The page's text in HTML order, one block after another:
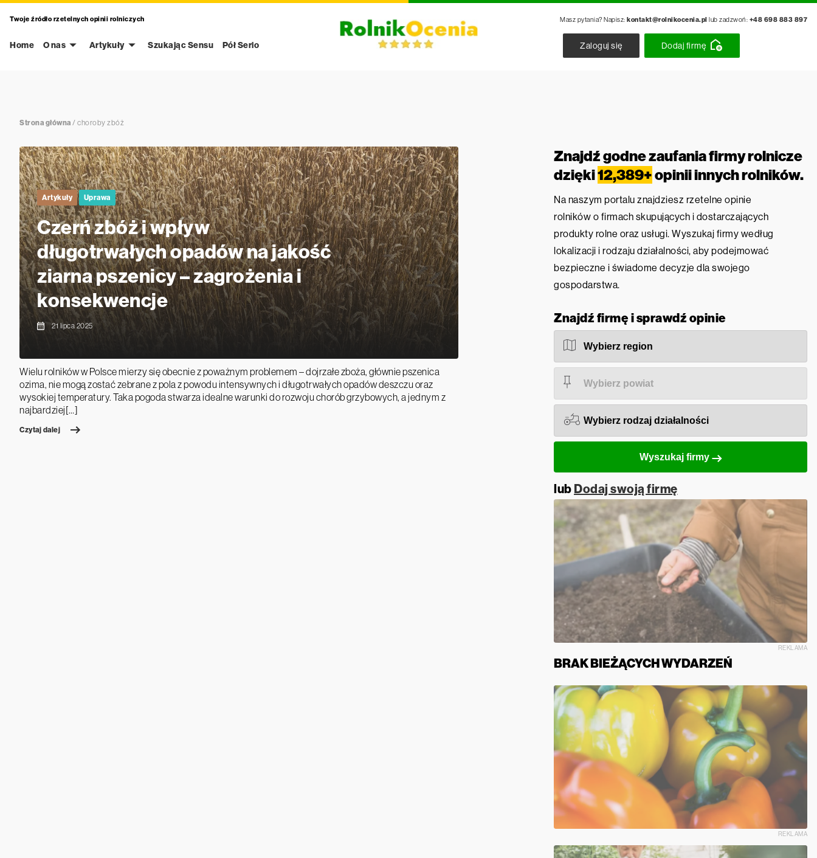
Twoje źródło rzetelnych opinii rolniczych
Home O nas Artykuły Szukając Sensu Pół Serio
Masz pytania? Napisz: kontakt@rolnikocenia.pl lub zadzwoń: +48 698 883 897
Zaloguj się Dodaj firmę
Strona główna / choroby zbóż
Artykuły Uprawa
Czerń zbóż i wpływ
długotrwałych opadów na jakość
ziarna pszenicy – zagrożenia i
konsekwencje
21 lipca 2025
Wielu rolników w Polsce mierzy się obecnie z poważnym problemem – dojrzałe zboża, głównie pszenica
ozima, nie mogą zostać zebrane z pola z powodu intensywnych i długotrwałych opadów deszczu oraz
wysokiej temperatury. Taka pogoda stwarza idealne warunki do rozwoju chorób grzybowych, a jednym z
najbardziej[…]
Czytaj dalej
Znajdź godne zaufania firmy rolnicze
dzięki12,389+opinii innych rolników.
Na naszym portalu znajdziesz rzetelne opinie
rolników o firmach skupujących i dostarczających
produkty rolne oraz usługi. Wyszukaj firmy według
lokalizacji i rodzaju działalności, aby podejmować
bezpieczne i świadome decyzje dla swojego
gospodarstwa.
Znajdź firmę i sprawdź opinie
Wyszukaj firmy
lub Dodaj swoją firmę
REKLAMA
BRAK BIEŻĄCYCH WYDARZEŃ
REKLAMA